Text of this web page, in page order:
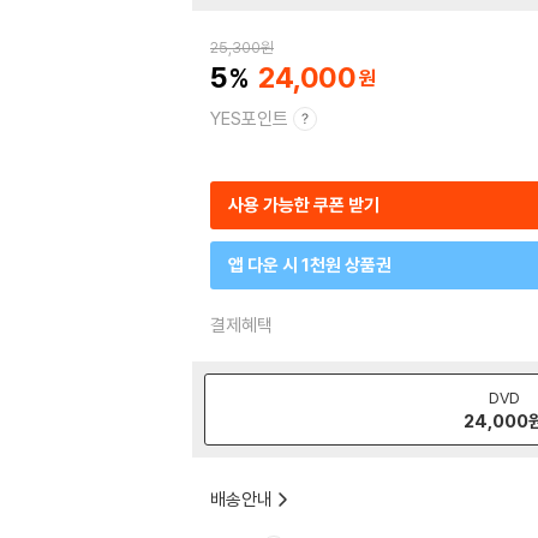
25,300원
5 24,000
YES포인트
사용 가능한 쿠폰 받기
앱 다운 시 1천원 상품권
결제혜택
DVD
24,000
배송안내